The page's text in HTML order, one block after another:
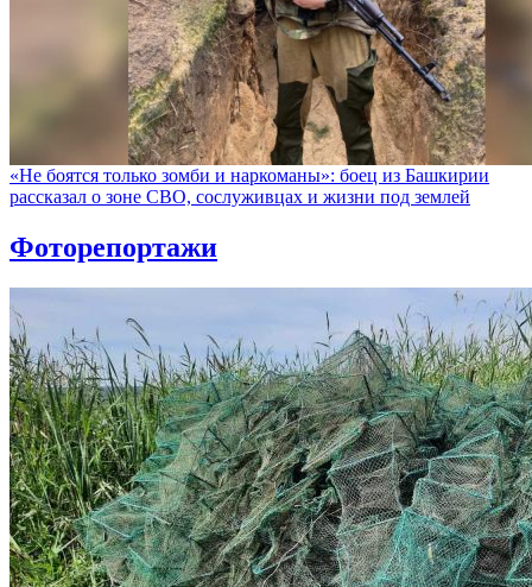
«Не боятся только зомби и наркоманы»: боец из Башкирии
рассказал о зоне СВО, сослуживцах и жизни под землей
Фоторепортажи